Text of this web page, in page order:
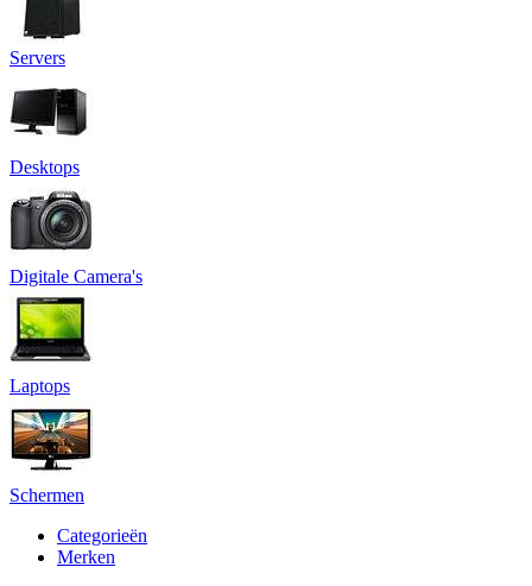
Servers
Desktops
Digitale Camera's
Laptops
Schermen
Categorieën
Merken